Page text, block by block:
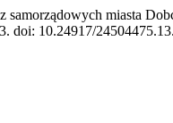
samorządowych miasta
doi: 10.24917/